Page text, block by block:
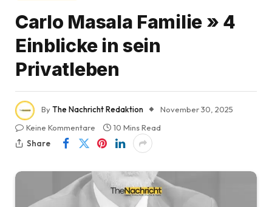
Carlo Masala Familie » 4
Einblicke in sein
Privatleben
ByThe Nachricht Redaktion
November 30, 2025
Keine Kommentare
10 Mins Read
Share